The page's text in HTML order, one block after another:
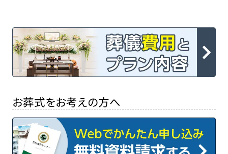
お葬式をお考えの方へ